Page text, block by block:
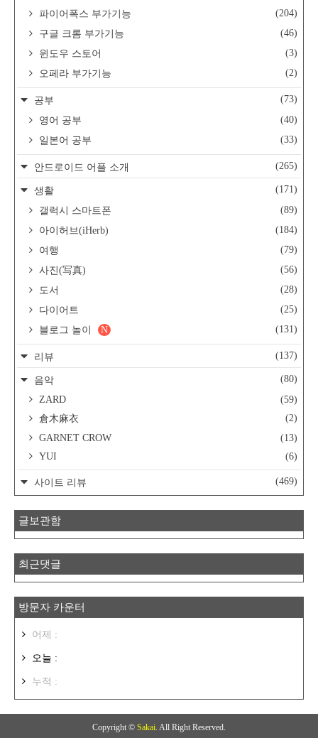
파이어폭스 부가기능
(204)
구글 크롬 부가기능
(46)
윈도우 스토어
(3)
오페라 부가기능
(2)
공부
(73)
영어 공부
(40)
일본어 공부
(33)
안드로이드 어플 소개 (265)
생활
(171)
갤럭시 스마트폰
(89)
아이허브(iHerb)
(184)
여행
(79)
사진(写真)
(56)
도서
(28)
다이어트
(25)
블로그 놀이
(131)
N
리뷰 (137)
음악
(80)
ZARD
(59)
倉木麻衣
(2)
GARNET CROW
(13)
YUI
(6)
사이트 리뷰 (469)
글보관함
최근댓글
방문자 카운터
어제 :
오늘 :
누적 :
Copyright © Sakai. All Right Reserved.